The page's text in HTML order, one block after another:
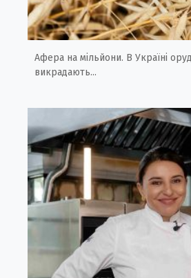
Афера на мільйони. В Україні
викрадають...